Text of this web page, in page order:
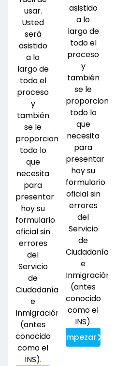
usar.
Usted
será
asistido
a lo
largo de
todo el
proceso
y
también
se le
proporcionará
todo lo
que
necesita
para
presentar
hoy su
formulario
oficial sin
errores
del
Servicio
de
Ciudadanía
e
Inmigración
(antes
conocido
como el
INS).
asistido
a lo
largo de
todo el
proceso
y
también
se le
todo lo
que
necesita
para
presentar
hoy su
formulario
oficial sin
errores
del
Servicio
de
Ciudadanía
e
Inmigración
(antes
conocido
como el
INS).
Empezar